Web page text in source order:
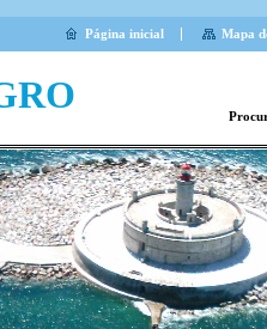
Página inicial Mapa